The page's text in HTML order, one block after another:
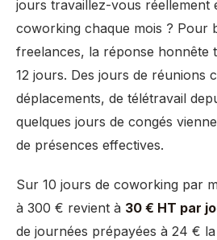
jours travaillez-vous réellement
coworking chaque mois ? Pour
freelances, la réponse honnête
12 jours. Des jours de réunions
déplacements, de télétravail
quelques jours de congés
de présences effectives.
Sur 10 jours de coworking par
à 300 € revient à 30 € HT par
de journées prépayées à 24 €